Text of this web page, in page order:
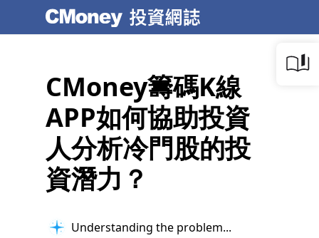
CMoney籌碼K線
APP如何協助投資
人分析冷門股的投
資潛力？
Understanding the problem...